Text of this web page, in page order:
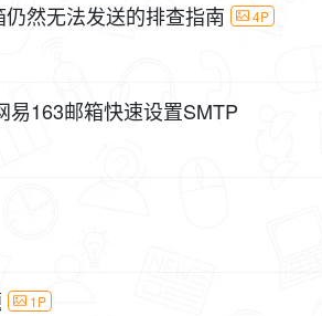
然无法发送的排查指南 4P
易163邮箱快速设置SMTP
1P